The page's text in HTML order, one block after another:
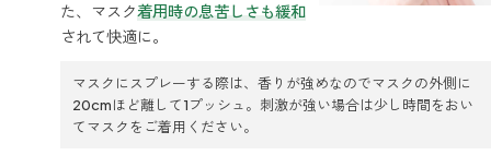
キッチン用
forキッチン
た、マスク着用時の息苦しさも緩和
されて快適に。
マスクにスプレーする際は、香りが強めなのでマスクの外側に
20cmほど離して1プッシュ。刺激が強い場合は少し時間をおい
てマスクをご着用ください。